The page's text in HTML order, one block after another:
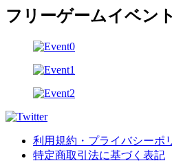
フリーゲームイベン
利用規約・プライバシーポ
特定商取引法に基づく表記